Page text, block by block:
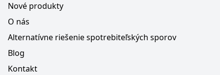
Nové produkty
O nás
Alternatívne riešenie spotrebiteľských sporov
Blog
Kontakt